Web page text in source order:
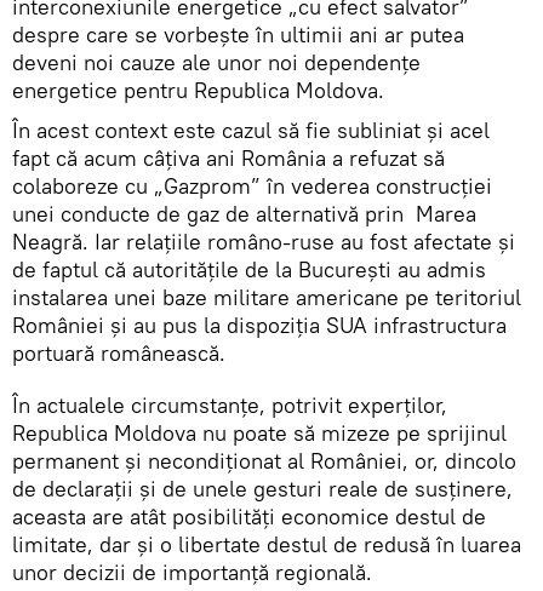
interconexiunile energetice „cu efect salvator”
despre care se vorbeşte în ultimii ani ar putea
deveni noi cauze ale unor noi dependenţe
energetice pentru Republica Moldova.
În acest context este cazul să fie subliniat şi acel
fapt că acum câţiva ani România a refuzat să
colaboreze cu „Gazprom” în vederea construcţiei
unei conducte de gaz de alternativă prin Marea
Neagră. Iar relaţiile româno-ruse au fost afectate şi
de faptul că autorităţile de la Bucureşti au admis
instalarea unei baze militare americane pe teritoriul
României şi au pus la dispoziţia SUA infrastructura
portuară românească.
În actualele circumstanţe, potrivit experţilor,
Republica Moldova nu poate să mizeze pe sprijinul
permanent şi necondiţionat al României, or, dincolo
de declaraţii şi de unele gesturi reale de susţinere,
aceasta are atât posibilităţi economice destul de
limitate, dar şi o libertate destul de redusă în luarea
unor decizii de importanţă regională.